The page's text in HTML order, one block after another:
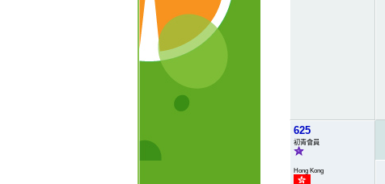
625
初青會員
Hong Kong